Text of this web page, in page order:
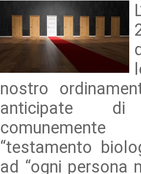
nostro
anticipate di
“testamento
ad “ogni persona